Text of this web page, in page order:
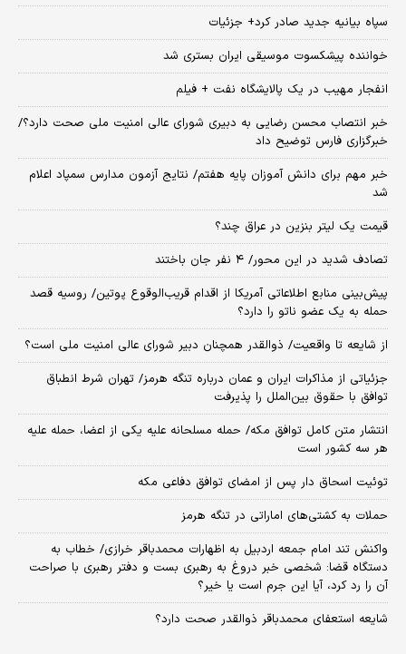
سپاه بیانیه جدید صادر کرد+ جزئیات
خواننده پیشکسوت موسیقی ایران بستری شد
انفجار مهیب در یک پالایشگاه نفت + فیلم
خبر انتصاب محسن رضایی به دبیری شورای عالی امنیت ملی صحت دارد؟/
خبرگزاری فارس توضیح داد
خبر مهم برای دانش آموزان پایه هفتم/ نتایج آزمون مدارس سمپاد اعلام
شد
قیمت یک لیتر بنزین در عراق چند؟
تصادف شدید در این محور/ ۴ نفر جان باختند
پیش‌بینی منابع اطلاعاتی آمریکا از اقدام قریب‌الوقوع پوتین/ روسیه قصد
حمله به یک عضو ناتو را دارد؟
از شایعه تا واقعیت/ ذوالقدر همچنان دبیر شورای ‌عالی امنیت ملی است؟
جزئیاتی از مذاکرات ایران و عمان درباره تنگه هرمز/ تهران شرط انطباق
توافق با حقوق بین‌الملل را پذیرفت
انتشار متن کامل توافق مکه/ حمله مسلحانه علیه یکی از اعضا، حمله علیه
هر سه کشور است
توئیت اسحاق دار پس از امضای توافق دفاعی مکه
حملات به کشتی‌های اماراتی در تنگه هرمز
واکنش تند امام جمعه اردبیل به اظهارات محمدباقر خرازی/ خطاب به
دستگاه قضا: شخصی خبر دروغ به رهبری بست و دفتر رهبری با صراحت
آن را رد کرد، آیا این جرم است یا خیر؟
شایعه استعفای محمدباقر ذوالقدر صحت دارد؟